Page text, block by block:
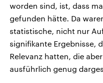
worden sind, ist, dass
gefunden hätte. Da
statistische, nicht nur
signifikante Ergebnisse,
Relevanz hatten, die
ausführlich genug